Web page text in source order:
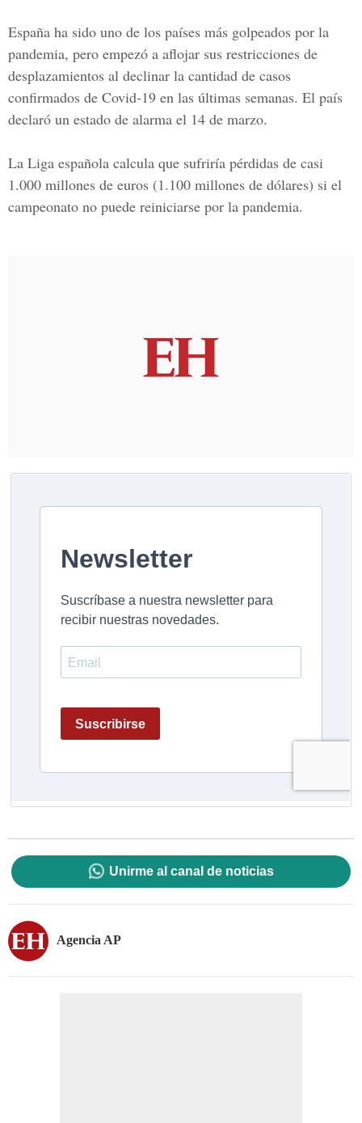
España ha sido uno de los países más golpeados por la
pandemia, pero empezó a aflojar sus restricciones de
desplazamientos al declinar la cantidad de casos
confirmados de Covid-19 en las últimas semanas. El país
declaró un estado de alarma el 14 de marzo.
La Liga española calcula que sufriría pérdidas de casi
1.000 millones de euros (1.100 millones de dólares) si el
campeonato no puede reiniciarse por la pandemia.
Unirme al canal de noticias
Agencia AP